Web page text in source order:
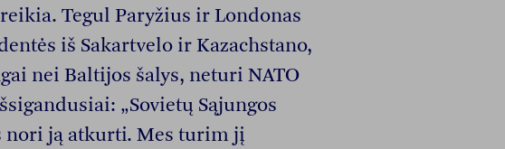
Tegul Paryžius ir Londonas
iš Sakartvelo ir Kazachstano,
nei Baltijos šalys, neturi NATO
„Sovietų Sąjungos
nori ją atkurti. Mes turim jį